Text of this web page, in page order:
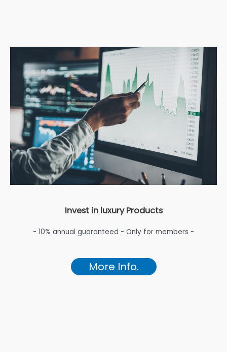
Invest in luxury Products
- 10% annual guaranteed - Only for members -
More Info.